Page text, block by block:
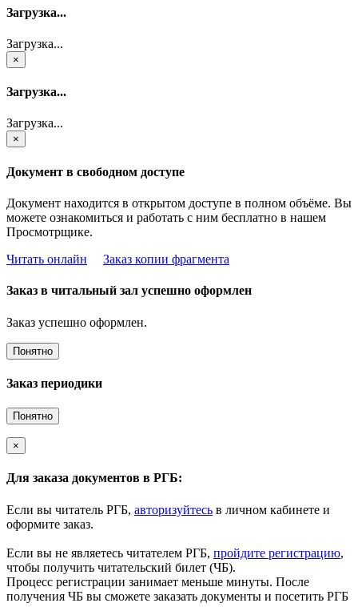
Загрузка...
Загрузка...
×
Загрузка...
Загрузка...
×
Документ в свободном доступе
Документ находится в открытом доступе в полном объёме. Вы
можете ознакомиться и работать с ним бесплатно в нашем
Просмотрщике.
Читать онлайн
Заказ копии фрагмента
Заказ в читальный зал успешно оформлен
Заказ успешно оформлен.
Понятно
Заказ периодики
Понятно
×
Для заказа документов в РГБ:
Если вы читатель РГБ, авторизуйтесь в личном кабинете и
оформите заказ.
Если вы не являетесь читателем РГБ, пройдите регистрацию,
чтобы получить читательский билет (ЧБ).
Процесс регистрации занимает меньше минуты. После
получения ЧБ вы сможете заказать документы и посетить РГБ